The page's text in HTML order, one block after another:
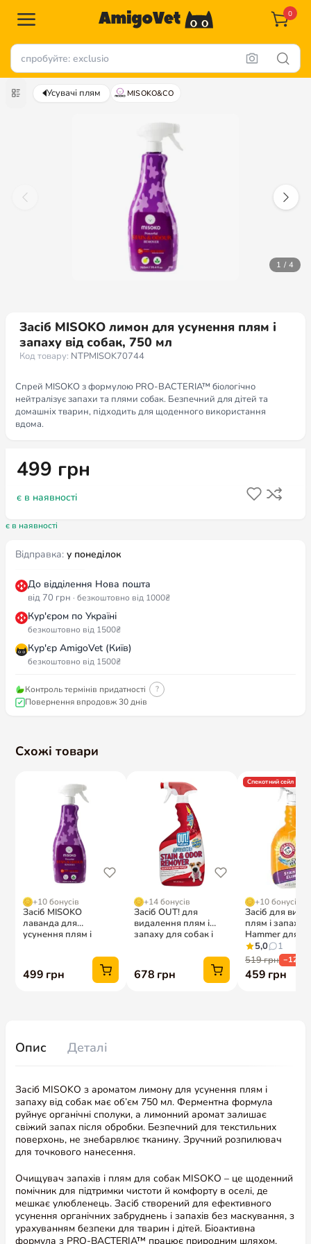
0
Усувачі плям MISOKO&CO
1 / 4
Засіб MISOKO лимон для усунення плям і
запаху від собак, 750 мл
Код товару: NTPMISOK70744
Спрей MISOKO з формулою PRO-BACTERIA™ біологічно
нейтралізує запахи та плями собак. Безпечний для дітей та
домашніх тварин, підходить для щоденного використання
вдома.
499 грн
є в наявності
є в наявності
Відправка: у понеділок
До відділення Нова пошта
від 70 грн · безкоштовно від 1000₴
Кур'єром по Україні
безкоштовно від 1500₴
Кур'єр AmigoVet (Київ)
безкоштовно від 1500₴
Контроль термінів придатності ?
Повернення впродовж 30 днів
Схожі товари
Опис Деталі
Засіб MISOKO з ароматом лимону для усунення плям і
запаху від собак має об’єм 750 мл. Ферментна формула
руйнує органічні сполуки, а лимонний аромат залишає
свіжий запах після обробки. Безпечний для текстильних
поверхонь, не знебарвлює тканину. Зручний розпилювач
для точкового нанесення.
Очищувач запахів і плям для собак MISOKO – це щоденний
помічник для підтримки чистоти й комфорту в оселі, де
мешкає улюбленець. Засіб створений для ефективного
усунення органічних забруднень і запахів без маскування, з
урахуванням безпеки для тварин і дітей. Біоактивна
формула з PRO-BACTERIA™ працює природним шляхом,